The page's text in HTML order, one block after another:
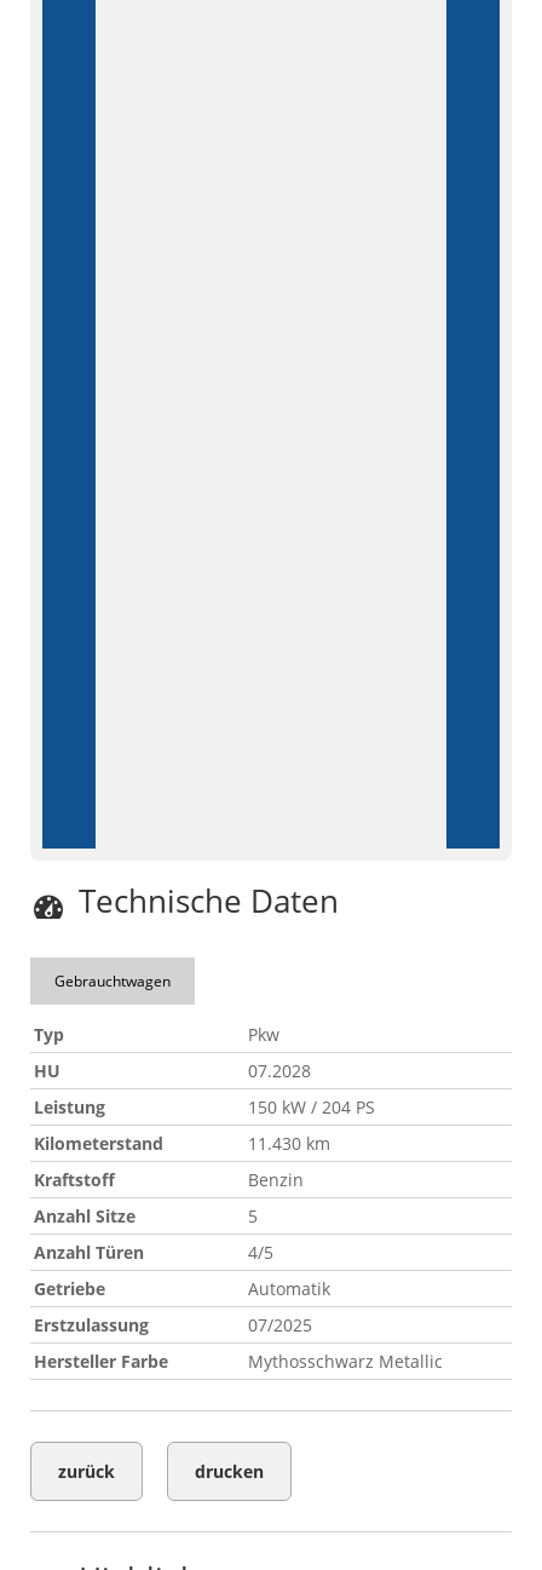
Technische Daten
Gebrauchtwagen
Typ
Pkw
HU
07.2028
Leistung
150 kW / 204 PS
Kilometerstand
11.430 km
Kraftstoff
Benzin
Anzahl Sitze
5
Anzahl Türen
4/5
Getriebe
Automatik
Erstzulassung
07/2025
Hersteller Farbe
Mythosschwarz Metallic
zurück drucken